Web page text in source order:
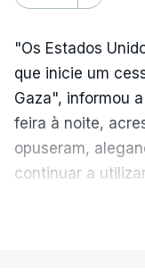
"Os Estados
que inicie um
Gaza", informou
feira à noite,
opuseram,
continuar a